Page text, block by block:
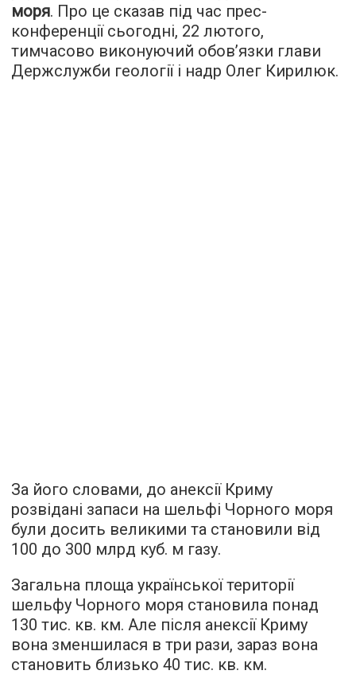
моря. Про це сказав під час прес-
конференції сьогодні, 22 лютого,
тимчасово виконуючий обов’язки глави
Держслужби геології і надр Олег Кирилюк.
За його словами, до анексії Криму
розвідані запаси на шельфі Чорного моря
були досить великими та становили від
100 до 300 млрд куб. м газу.
Загальна площа української території
шельфу Чорного моря становила понад
130 тис. кв. км. Але після анексії Криму
вона зменшилася в три рази, зараз вона
становить близько 40 тис. кв. км.